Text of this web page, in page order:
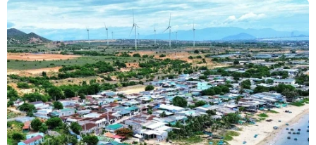
06/08/2026 06:56
Đầu tư hơn 6.209 tỷ đồng hoàn thiện
hạ tầng dùng chung Bến cảng Liên
Chiểu
06/08/2026 06:28